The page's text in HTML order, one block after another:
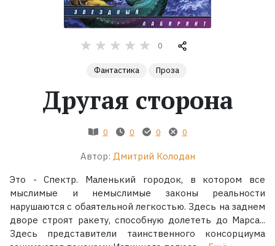
Экранизации
0
Фантастика Проза
Другая сторона
0 0 0 0
Автор: Дмитрий Колодан
Это - Спектр. Маленький городок, в котором все
мыслимые и немыслимые законы реальности
нарушаются с обаятельной легкостью. Здесь на заднем
дворе строят ракету, способную долететь до Марса...
Здесь представители таинственного консорциума